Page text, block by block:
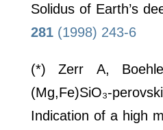
Solidus of Earth’s
281(1998) 243-6
(*) Zerr A,
(Mg,Fe)SiO₃-
Indication of a high